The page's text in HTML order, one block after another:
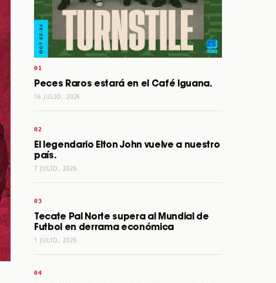
Peces Raros estará en el Café Iguana.
16 JULIO, 2026
El legendario Elton John vuelve a nuestro
país.
7 JULIO, 2026
Tecate Pal Norte supera al Mundial de
Futbol en derrama económica
1 JULIO, 2026